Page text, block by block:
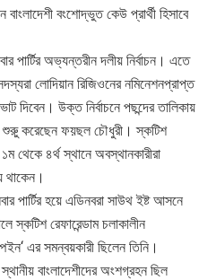
বাংলাদেশী বংশোদ্ভুত কেউ প্রার্থী হিসাবে
পার্টির অভ্যন্তরীন দলীয় নির্বাচন। এতে
লোদিয়ান রিজিওনের নমিনেশনপ্রাপ্ত
দিবেন। উক্ত নির্বাচনে পছন্দের তালিকায়
শুরুু করেছেন ফয়ছল চৌধুরী। স্কটিশ
১ম থেকে ৪র্থ স্থানে অবস্থানকারীরা
থাকেন।
পার্টির হয়ে এডিনবরা সাউথ ইষ্ট আসনে
রেফারেন্ডাম চলাকালীন
এর সমন্বয়কারী ছিলেন তিনি।
বাংলাদেশীদের অংশগ্রহন ছিল